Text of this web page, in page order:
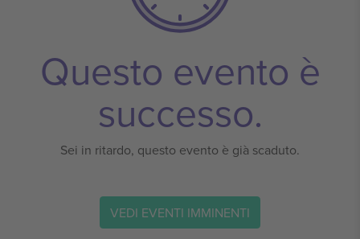
Questo evento è
successo.
Sei in ritardo, questo evento è già scaduto.
VEDI EVENTI IMMINENTI